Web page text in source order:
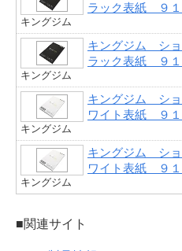
ラック表紙 ９１
キングジム
キングジム シ
ラック表紙 ９１
キングジム
キングジム シ
ワイト表紙 ９１
キングジム
キングジム シ
ワイト表紙 ９１
キングジム
■関連サイト